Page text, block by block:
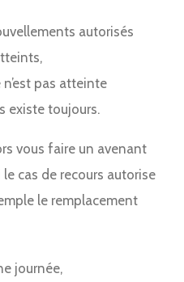
autorisés
pas atteinte
existe toujours.
vous faire un avenant
cas de recours autorise
le remplacement
journée,